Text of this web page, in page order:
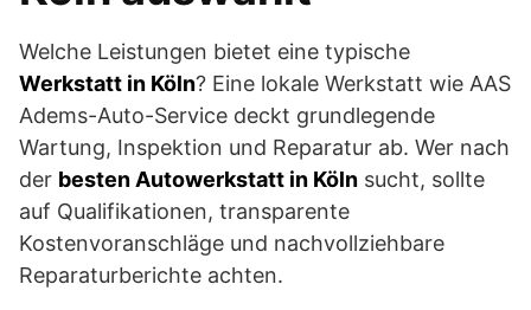
Welche Leistungen bietet eine typische
Werkstatt in Köln? Eine lokale Werkstatt wie AAS
Adems-Auto-Service deckt grundlegende
Wartung, Inspektion und Reparatur ab. Wer nach
der besten Autowerkstatt in Köln sucht, sollte
auf Qualifikationen, transparente
Kostenvoranschläge und nachvollziehbare
Reparaturberichte achten.